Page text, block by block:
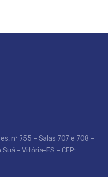
nº 755 – Salas 707 e 708 –
Suá – Vitória-ES – CEP: